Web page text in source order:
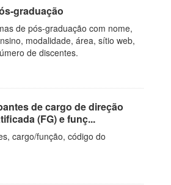
graduação
de pós-graduação com nome,
modalidade, área, sítio web,
de discentes.
de cargo de direção
(FG) e funç...
cargo/função, código do